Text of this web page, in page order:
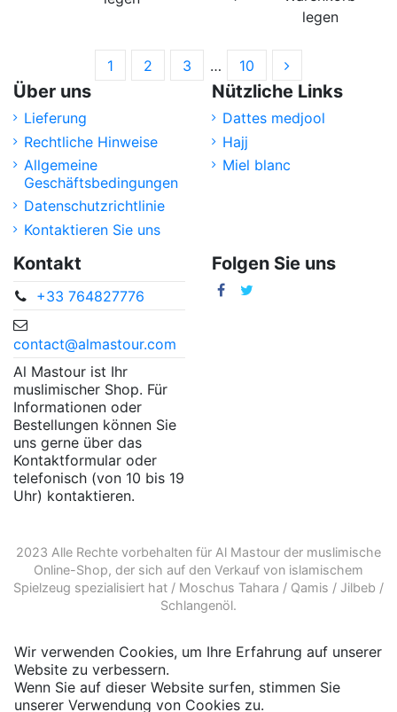
legen
1 2 3 … 10
Über uns
Lieferung
Rechtliche Hinweise
Allgemeine
Geschäftsbedingungen
Datenschutzrichtlinie
Kontaktieren Sie uns
Nützliche Links
Dattes medjool
Hajj
Miel blanc
Kontakt
+33 764827776
contact@almastour.com
Al Mastour ist Ihr
muslimischer Shop. Für
Informationen oder
Bestellungen können Sie
uns gerne über das
Kontaktformular oder
telefonisch (von 10 bis 19
Uhr) kontaktieren.
Folgen Sie uns
2023 Alle Rechte vorbehalten für Al Mastour der muslimische
Online-Shop, der sich auf den Verkauf von islamischem
Spielzeug spezialisiert hat / Moschus Tahara / Qamis / Jilbeb /
Schlangenöl.
Wir verwenden Cookies, um Ihre Erfahrung auf unserer
Website zu verbessern.
Wenn Sie auf dieser Website surfen, stimmen Sie
unserer Verwendung von Cookies zu.